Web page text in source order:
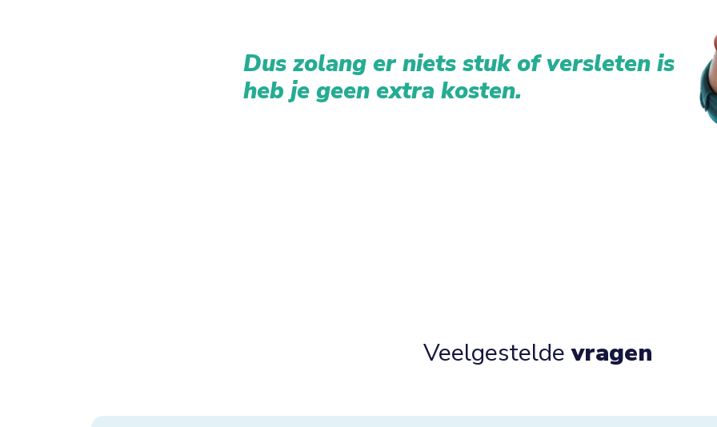
Dus zolang er niets stuk of versleten is
heb je geen extra kosten.
Veelgesteldevragen